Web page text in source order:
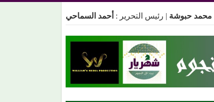
محمد حبوشة | رئيس التحرير : أحمد السماحي